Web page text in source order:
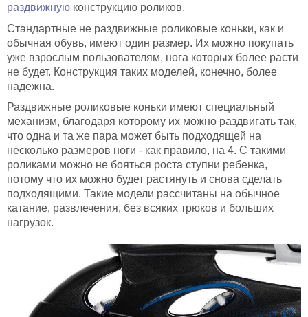
раздвижную конструкцию роликов.
Стандартные не раздвижные роликовые коньки, как и
обычная обувь, имеют один размер. Их можно покупать
уже взрослым пользователям, нога которых более расти
не будет. Конструкция таких моделей, конечно, более
надежна.
Раздвижные роликовые коньки имеют специальный
механизм, благодаря которому их можно раздвигать так,
что одна и та же пара может быть подходящей на
несколько размеров ноги - как правило, на 4. С такими
роликами можно не бояться роста ступни ребенка,
потому что их можно будет растянуть и снова сделать
подходящими. Такие модели рассчитаны на обычное
катание, развлечения, без всяких трюков и больших
нагрузок.